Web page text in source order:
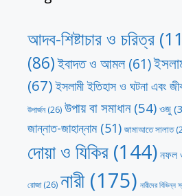
আদব-শিষ্টাচার ও চরিত্র
(86)ইবাদত ও আমল(61)
(67) ইসলামী ইতিহাস ও ঘটনা এবং
উপার্জন(26) উপায় বা সমাধান(54) ওজু
জান্নাত-জাহান্নাম(51) জামাআতে সালাত
দোয়া ও যিকির (144)নফল
রোজা(26) নারী(175) নারীদের বিভিন্ন